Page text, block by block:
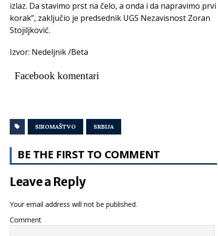
izlaz. Da stavimo prst na čelo, a onda i da napravimo prvi
korak”, zaključio je predsednik UGS Nezavisnost Zoran
Stojiljković.
Izvor: Nedeljnik /Beta
Facebook komentari
SIROMAŠTVO SRBIJA
BE THE FIRST TO COMMENT
Leave a Reply
Your email address will not be published.
Comment